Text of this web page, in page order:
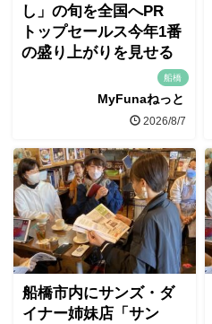
し」の旬を全国へPR
トップセールス今年1番
の盛り上がりを見せる
船橋
MyFunaねっと
2026/8/7
船橋市内にサンズ・ダ
イナー姉妹店「サン